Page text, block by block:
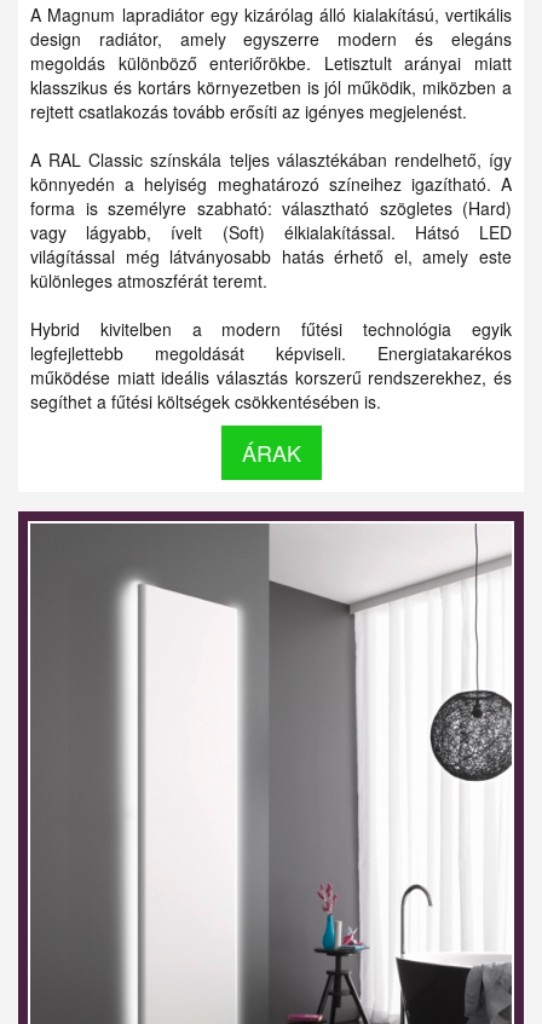
A Magnum lapradiátor egy kizárólag álló kialakítású, vertikális
design radiátor, amely egyszerre modern és elegáns
megoldás különböző enteriőrökbe. Letisztult arányai miatt
klasszikus és kortárs környezetben is jól működik, miközben a
rejtett csatlakozás tovább erősíti az igényes megjelenést.
A RAL Classic színskála teljes választékában rendelhető, így
könnyedén a helyiség meghatározó színeihez igazítható. A
forma is személyre szabható: választható szögletes (Hard)
vagy lágyabb, ívelt (Soft) élkialakítással. Hátsó LED
világítással még látványosabb hatás érhető el, amely este
különleges atmoszférát teremt.
Hybrid kivitelben a modern fűtési technológia egyik
legfejlettebb megoldását képviseli. Energiatakarékos
működése miatt ideális választás korszerű rendszerekhez, és
segíthet a fűtési költségek csökkentésében is.
ÁRAK